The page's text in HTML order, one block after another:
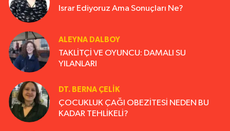
Israr Ediyoruz Ama Sonuçları Ne?
ALEYNA DALBOY
TAKLİTÇİ VE OYUNCU: DAMALI SU
YILANLARI
DT. BERNA ÇELIK
ÇOCUKLUK ÇAĞI OBEZİTESİ NEDEN BU
KADAR TEHLİKELİ?